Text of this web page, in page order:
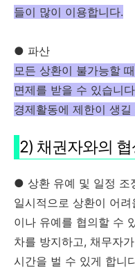
들이 많이 이용합니다.
● 파산
모든 상환이 불가능할
면제를 받을 수 있습니
경제활동에 제한이 생
2) 채권자와의
● 상환 유예 및 일정 조
일시적으로 상환이 어
이나 유예를 협의할 수
차를 방지하고, 채무자
시간을 벌 수 있게 합니